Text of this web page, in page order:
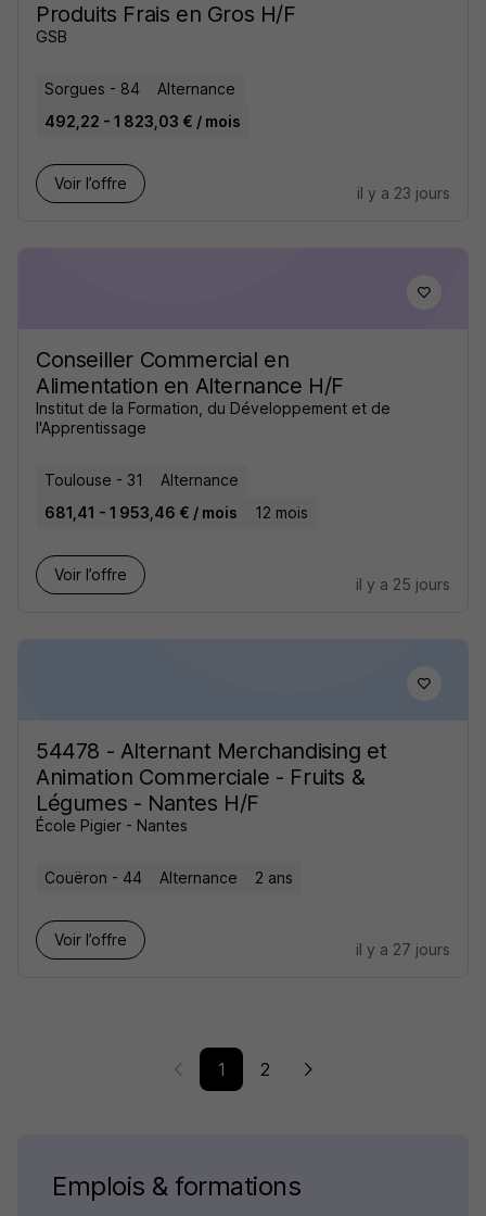
Produits Frais en Gros H/F
GSB
Sorgues - 84
Alternance
492,22 - 1 823,03 € / mois
Voir l’offre
il y a 23 jours
Conseiller Commercial en
Alimentation en Alternance H/F
Institut de la Formation, du Développement et de
l'Apprentissage
Toulouse - 31
Alternance
681,41 - 1 953,46 € / mois
12 mois
Voir l’offre
il y a 25 jours
54478 - Alternant Merchandising et
Animation Commerciale - Fruits &
Légumes - Nantes H/F
École Pigier - Nantes
Couëron - 44 Alternance 2 ans
Voir l’offre
il y a 27 jours
1 2
Emplois & formations